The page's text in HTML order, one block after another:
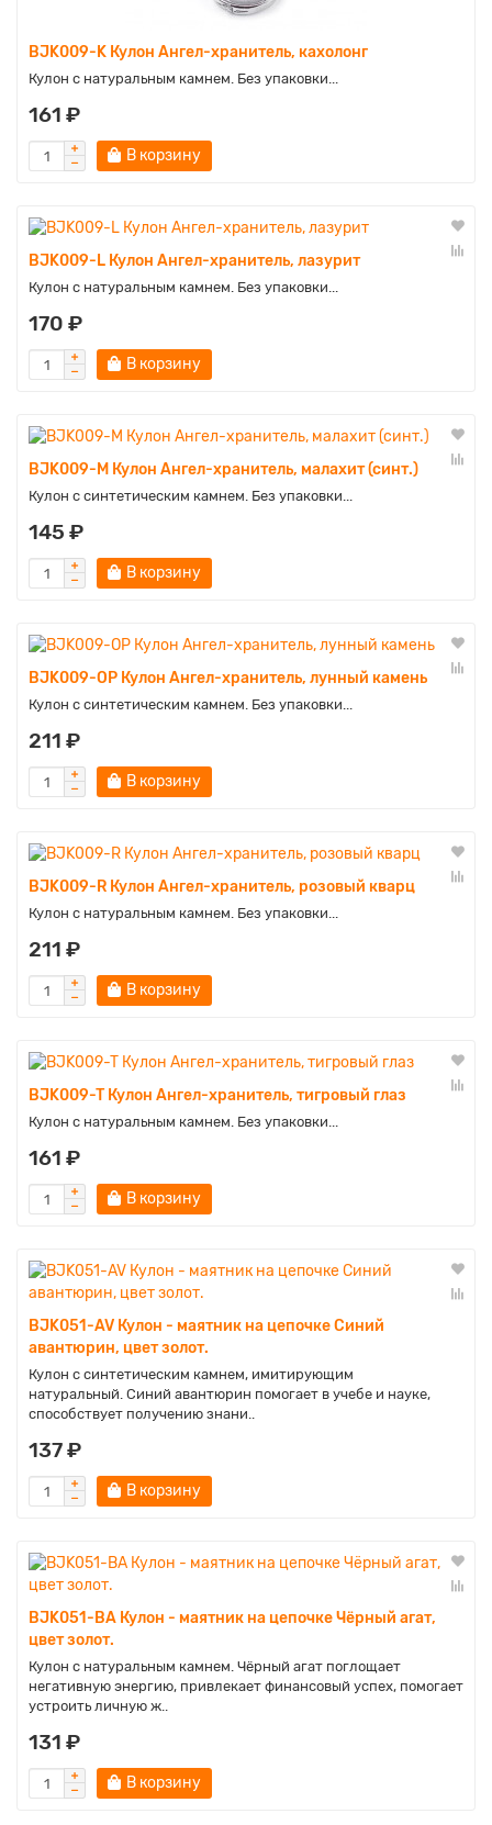
BJK009-K Кулон Ангел-хранитель, кахолонг
Кулон с натуральным камнем. Без упаковки...
161 ₽
В корзину
BJK009-L Кулон Ангел-хранитель, лазурит
Кулон с натуральным камнем. Без упаковки...
170 ₽
В корзину
BJK009-M Кулон Ангел-хранитель, малахит (синт.)
Кулон с синтетическим камнем. Без упаковки...
145 ₽
В корзину
BJK009-OP Кулон Ангел-хранитель, лунный камень
Кулон с синтетическим камнем. Без упаковки...
211 ₽
В корзину
BJK009-R Кулон Ангел-хранитель, розовый кварц
Кулон с натуральным камнем. Без упаковки...
211 ₽
В корзину
BJK009-T Кулон Ангел-хранитель, тигровый глаз
Кулон с натуральным камнем. Без упаковки...
161 ₽
В корзину
BJK051-AV Кулон - маятник на цепочке Синий
авантюрин, цвет золот.
Кулон с синтетическим камнем, имитирующим
натуральный. Синий авантюрин помогает в учебе и науке,
способствует получению знани..
137 ₽
В корзину
BJK051-BA Кулон - маятник на цепочке Чёрный агат,
цвет золот.
Кулон с натуральным камнем. Чёрный агат поглощает
негативную энергию, привлекает финансовый успех, помогает
устроить личную ж..
131 ₽
В корзину